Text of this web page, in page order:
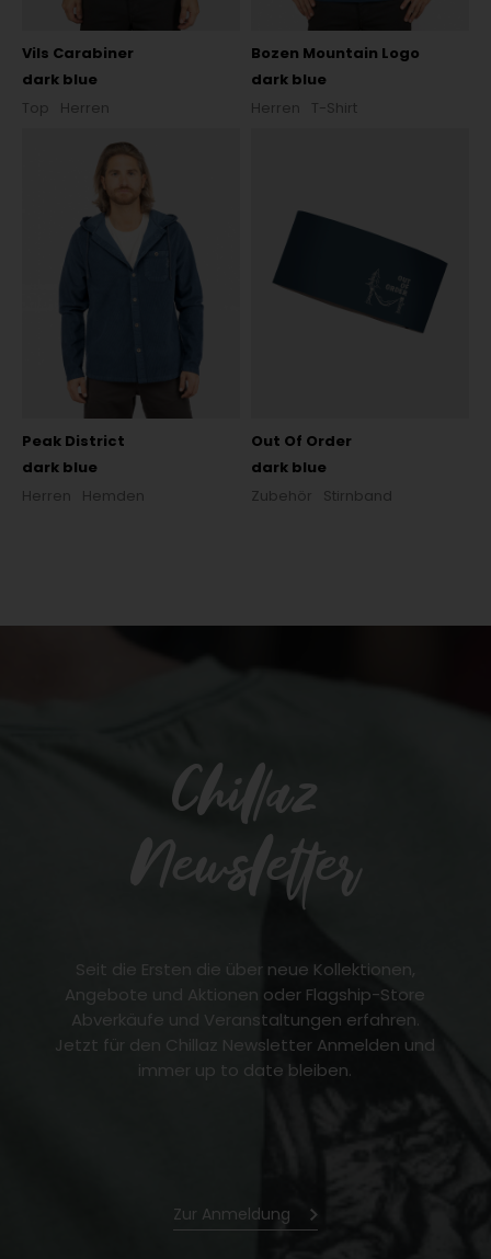
Vils Carabiner
dark blue
Top
Herren
Bozen Mountain Logo
dark blue
Herren
T-Shirt
Peak District
dark blue
Herren
Hemden
Out Of Order
dark blue
Zubehör
Stirnband
Chillaz
Newsletter
Seit die Ersten die über neue Kollektionen,
Angebote und Aktionen oder Flagship-Store
Abverkäufe und Veranstaltungen erfahren.
Jetzt für den Chillaz Newsletter Anmelden und
immer up to date bleiben.
Zur Anmeldung